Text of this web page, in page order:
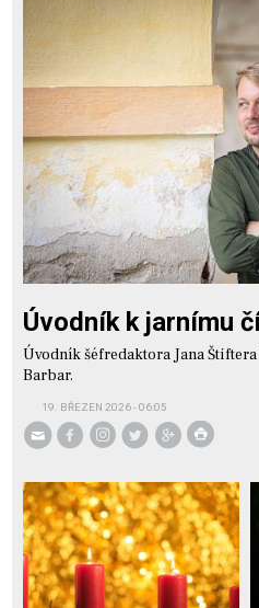
Úvodník k jarnímu
Úvodník šéfredaktora Jana
Barbar.
19. BŘEZEN 2026 - 06:05